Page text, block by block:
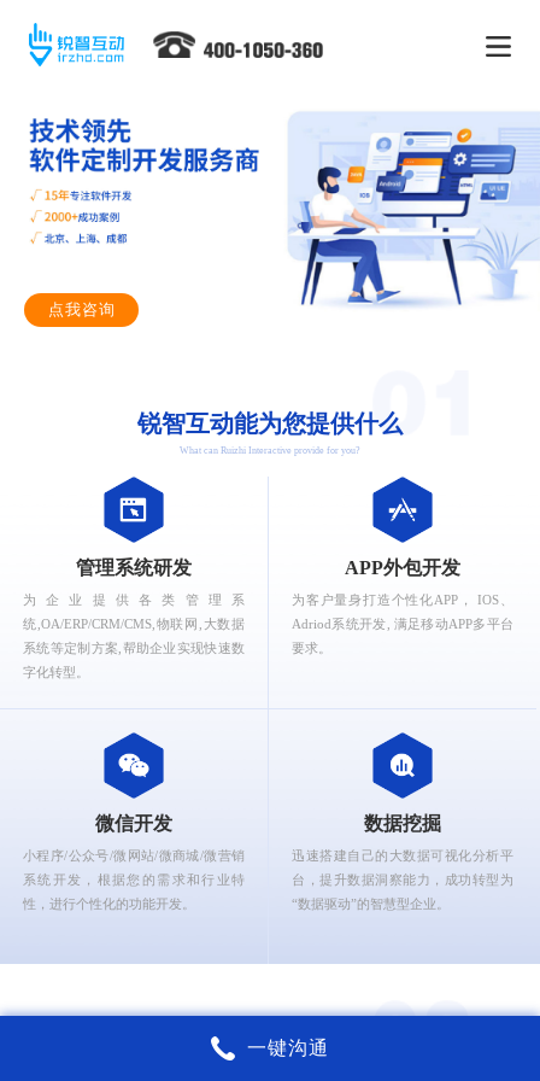
点我咨询
锐智互动能为您提供什么
What can Ruizhi Interactive provide for you?
管理系统研发
为企业提供各类管理系
统,OA/ERP/CRM/CMS,物联网,大数据
系统等定制方案,帮助企业实现快速数
字化转型。
APP外包开发
为客户量身打造个性化APP， IOS、
Adriod系统开发, 满足移动APP多平台
要求。
微信开发
小程序/公众号/微网站/微商城/微营销
系统开发，根据您的需求和行业特
性，进行个性化的功能开发。
数据挖掘
迅速搭建自己的大数据可视化分析平
台，提升数据洞察能力，成功转型为
“数据驱动”的智慧型企业。
锐智互动核心能力
一键沟通